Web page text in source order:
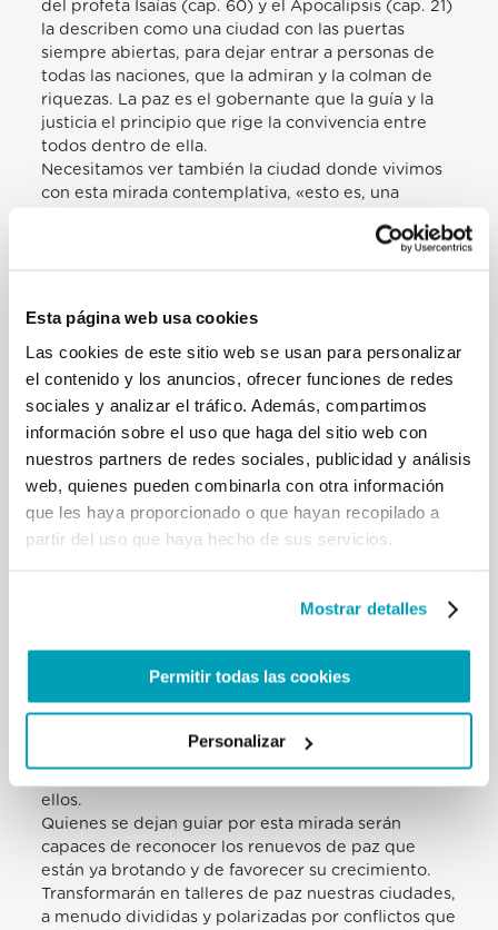
Esta página web usa cookies
Las cookies de este sitio web se usan para personalizar
el contenido y los anuncios, ofrecer funciones de redes
sociales y analizar el tráfico. Además, compartimos
información sobre el uso que haga del sitio web con
nuestros partners de redes sociales, publicidad y análisis
web, quienes pueden combinarla con otra información
que les haya proporcionado o que hayan recopilado a
partir del uso que haya hecho de sus servicios.
Mostrar detalles
Permitir todas las cookies
Personalizar
del profeta Isaías (cap. 60) y el Apocalipsis (cap. 21)
la describen como una ciudad con las puertas
siempre abiertas, para dejar entrar a personas de
todas las naciones, que la admiran y la colman de
riquezas. La paz es el gobernante que la guía y la
justicia el principio que rige la convivencia entre
todos dentro de ella.
Necesitamos ver también la ciudad donde vivimos
con esta mirada contemplativa, «esto es, una
palabras, realizando la promesa de la paz.
mirada sabe descubrir que no llegan con las manos
vacías: traen consigo la riqueza de su valentía, su
capacidad, sus energías y sus aspiraciones, y por
supuesto los tesoros de su propia cultura,
enriqueciendo así la vida de las naciones que los
acogen. Esta mirada sabe también descubrir la
creatividad, la tenacidad y el espíritu de sacrificio
de incontables personas, familias y comunidades
que, en todos los rincones del mundo, abren sus
público, con el fin de impulsar las políticas de
acogida al máximo de lo que «permita el verdadero
cuenta las exigencias de todos los miembros de la
ellos.
Quienes se dejan guiar por esta mirada serán
capaces de reconocer los renuevos de paz que
están ya brotando y de favorecer su crecimiento.
Transformarán en talleres de paz nuestras ciudades,
a menudo divididas y polarizadas por conflictos que